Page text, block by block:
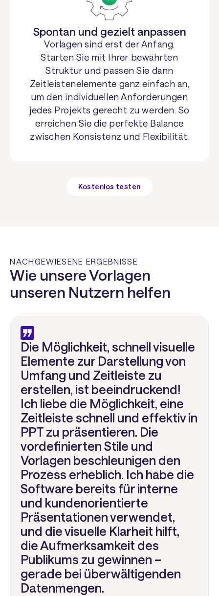
Spontan und gezielt anpassen
Vorlagen sind erst der Anfang.
Starten Sie mit Ihrer bewährten
Struktur und passen Sie dann
Zeitleistenelemente ganz einfach an,
um den individuellen Anforderungen
jedes Projekts gerecht zu werden. So
erreichen Sie die perfekte Balance
zwischen Konsistenz und Flexibilität.
Kostenlos testen
NACHGEWIESENE ERGEBNISSE
Wie unsere Vorlagen
unseren Nutzern helfen
Die Möglichkeit, schnell visuelle
Elemente zur Darstellung von
Umfang und Zeitleiste zu
erstellen, ist beeindruckend!
Ich liebe die Möglichkeit, eine
Zeitleiste schnell und effektiv in
PPT zu präsentieren. Die
vordefinierten Stile und
Vorlagen beschleunigen den
Prozess erheblich. Ich habe die
Software bereits für interne
und kundenorientierte
Präsentationen verwendet,
und die visuelle Klarheit hilft,
die Aufmerksamkeit des
Publikums zu gewinnen –
gerade bei überwältigenden
Datenmengen.